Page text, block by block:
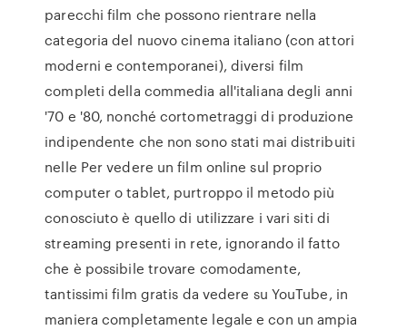
parecchi film che possono rientrare nella
categoria del nuovo cinema italiano (con attori
moderni e contemporanei), diversi film
completi della commedia all'italiana degli anni
'70 e '80, nonché cortometraggi di produzione
indipendente che non sono stati mai distribuiti
nelle Per vedere un film online sul proprio
computer o tablet, purtroppo il metodo più
conosciuto è quello di utilizzare i vari siti di
streaming presenti in rete, ignorando il fatto
che è possibile trovare comodamente,
tantissimi film gratis da vedere su YouTube, in
maniera completamente legale e con un ampia